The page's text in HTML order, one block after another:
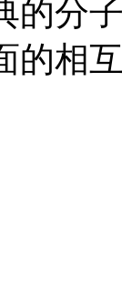
的分
的相